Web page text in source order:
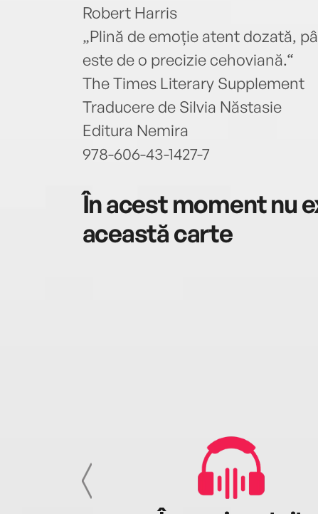
Robert Harris
„Plină de emoție atent dozată,
este de o precizie cehoviană.“
The Times Literary Supplement
Traducere de Silvia Năstasie
Editura Nemira
978-606-43-1427-7
În acest moment nu
această carte